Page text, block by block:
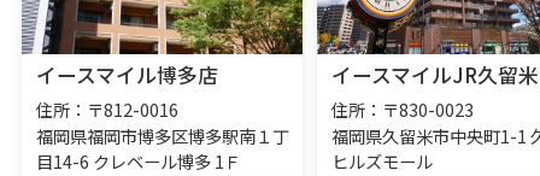
イースマイル博多店
住所：〒812-0016
福岡県福岡市博多区博多駅南１丁
目14-6 クレベール博多 1Ｆ
イースマイルJR久留
住所：〒830-0023
福岡県久留米市中央町1-1
ヒルズモール